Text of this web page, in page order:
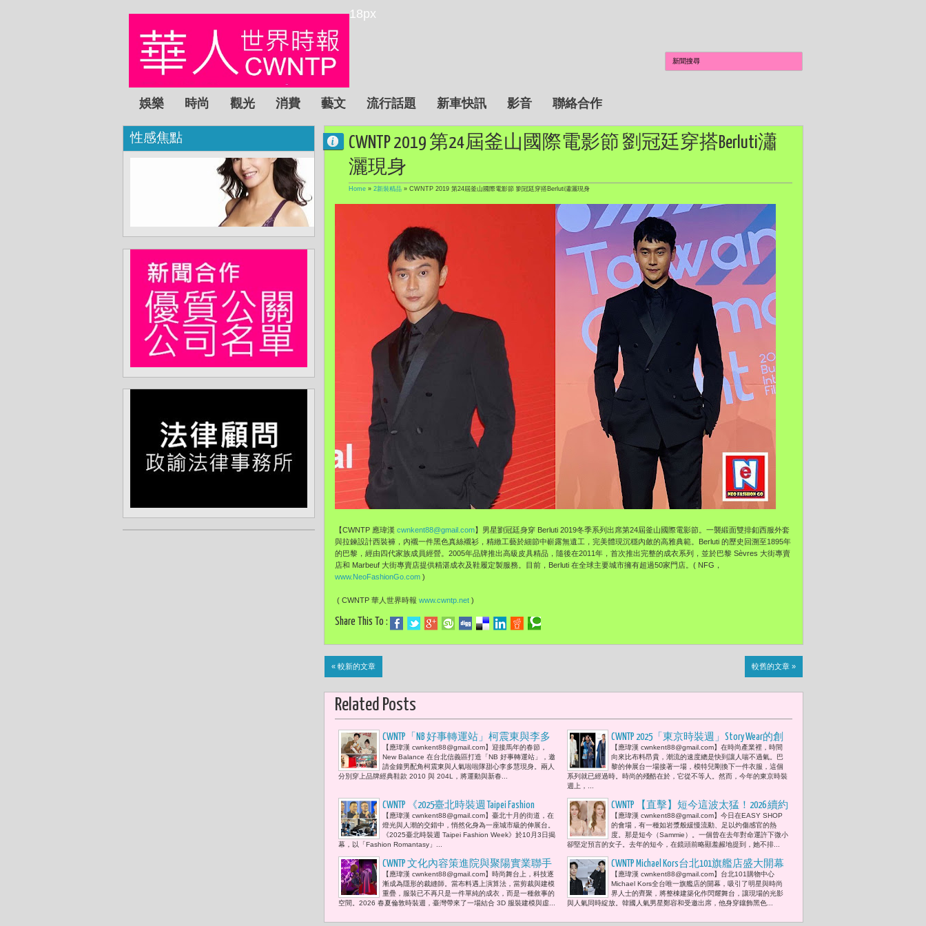
18px
娛樂 時尚 觀光 消費 藝文 流行話題 新車快訊 影音 聯絡合作
CWNTP 2019 第24屆釜山國際電影節 劉冠廷穿搭Berluti瀟
灑現身
Home » 2新裝精品 » CWNTP 2019 第24屆釜山國際電影節 劉冠廷穿搭Berluti瀟灑現身
【CWNTP 應瑋漢 cwnkent88@gmail.com】男星劉冠廷身穿 Berluti 2019冬季系列出席第24屆釜山國際電影節。一襲緞面雙排釦西服外套
與拉鍊設計西裝褲，內襯一件黑色真絲襯衫，精緻工藝於細節中嶄露無遺工，完美體現沉穩內斂的高雅典範。Berluti 的歷史回溯至1895年
的巴黎，經由四代家族成員經營。2005年品牌推出高級皮具精品，隨後在2011年，首次推出完整的成衣系列，並於巴黎 Sèvres 大街專賣
店和 Marbeuf 大街專賣店提供精湛成衣及鞋履定製服務。目前，Berluti 在全球主要城市擁有超過50家門店。( NFG，
www.NeoFashionGo.com )
( CWNTP 華人世界時報 www.cwntp.net )
Share This To :
« 較新的文章 較舊的文章 »
Related Posts
CWNTP「NB 好事轉運站」柯震東與李多
慧一起 穿好鞋跳轉運舞
【應瑋漢 cwnkent88@gmail.com】迎接馬年的春節，
New Balance 在台北信義區打造「NB 好事轉運站」，邀
請金鐘男配角柯震東與人氣啦啦隊甜心李多慧現身。兩人
分別穿上品牌經典鞋款 2010 與 204L，將運動與新春...
CWNTP 2025「東京時裝週」Story Wear的創
辦人陳冠百以「Story of Taiwan 永續潮臺
時尚」為主題 邀約臺灣設計師品牌
WooLeeX、 TANGTSUNGCHIEN結合「眠豆腐」
【應瑋漢 cwnkent88@gmail.com】在時尚產業裡，時間
向來比布料昂貴，潮流的速度總是快到讓人喘不過氣。巴
黎的伸展台一場接著一場，模特兒剛換下一件衣服，這個
系列就已經過時。時尚的殘酷在於，它從不等人。然而，今年的東京時裝
週上，...
CWNTP 《2025臺北時裝週 Taipei Fashion
Week》科技與浪漫的交響曲 北市府副秘
書長俞振華、文化局局長蔡詩萍、Lexus
營業本部協理賴光雄及康泰納仕樺舍集
團董事總經理劉震紳皆時尚穿搭現身 「
透過材質的永續、性別的流動與美學的
多樣性，為城市帶來既兼顧環境責任又
能承載情感深度的時尚語彙。 」
【應瑋漢 cwnkent88@gmail.com】臺北十月的街道，在
燈光與人潮的交錯中，悄然化身為一座城市級的伸展台。
《2025臺北時裝週 Taipei Fashion Week》於10月3日揭
幕，以「Fashion Romantasy」...
​CWNTP 【直擊】短今這波太猛！2026 續約
EASY SHOP 尺度「火辣升級」，現場教學
美胸運動全場看呆！
【應瑋漢 cwnkent88@gmail.com】今日在EASY SHOP
的會場，有一種如岩漿般緩慢流動、足以灼傷感官的熱
度。那是短今（Sammie）。一個曾在去年對命運許下微小
卻堅定預言的女子。去年的短今，在鏡頭前略顯羞赧地提到，她不排...
CWNTP 文化內容策進院與聚陽實業聯手
設計師 JENN LEE 臺灣時尚科技在倫敦開啟
沉浸式舞台發表 王時思 :「透過時尚科
技3D技術，立體剪裁與布料細節得以真
實還原，訂製與銷售模式因此被重新定
【應瑋漢 cwnkent88@gmail.com】時尚舞台上，科技逐
漸成為隱形的裁縫師。當布料遇上演算法，當剪裁與建模
重疊，服裝已不再只是一件單純的成衣，而是一種敘事的
空間。2026 春夏倫敦時裝週，臺灣帶來了一場結合 3D 服裝建模與虛...
CWNTP Michael Kors台北101旗艦店盛大開幕
鄭容和與邵雨薇等明星光芒閃耀現場
【應瑋漢 cwnkent88@gmail.com】台北101購物中心
Michael Kors全台唯一旗艦店的開幕，吸引了明星與時尚
界人士的齊聚，將整棟建築化作閃耀舞台，讓現場的光影
與人氣同時綻放。韓國人氣男星鄭容和受邀出席，他身穿鑲飾黑色...
性感焦點